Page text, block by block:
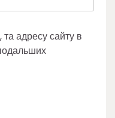
адресу сайту в